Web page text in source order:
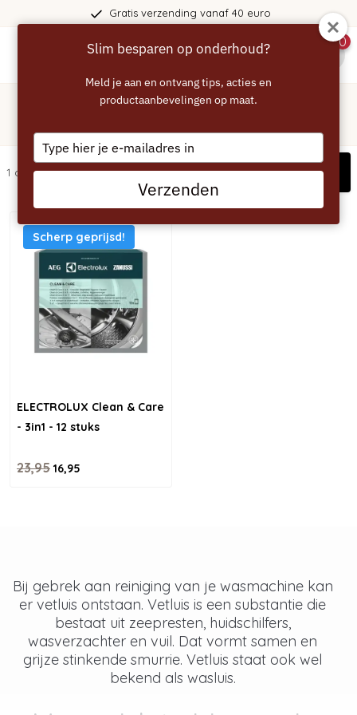
Gratis verzending vanaf 40 euro
0
Reinigen
1 artikelen Filters
Scherp geprijsd!
ELECTROLUX Clean & Care
- 3in1 - 12 stuks
23,95 16,95
Bij gebrek aan reiniging van je wasmachine kan
er vetluis ontstaan. Vetluis is een substantie die
bestaat uit zeepresten, huidschilfers,
wasverzachter en vuil. Dat vormt samen en
grijze stinkende smurrie. Vetluis staat ook wel
bekend als wasluis.
Slim besparen op onderhoud?
Meld je aan en ontvang tips, acties en
productaanbevelingen op maat.
Type
your
email
Verzenden